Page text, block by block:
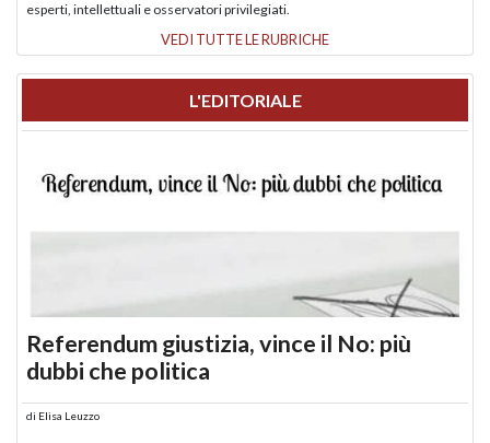
esperti, intellettuali e osservatori privilegiati.
VEDI TUTTE LE RUBRICHE
L'EDITORIALE
Referendum giustizia, vince il No: più
dubbi che politica
di Elisa Leuzzo